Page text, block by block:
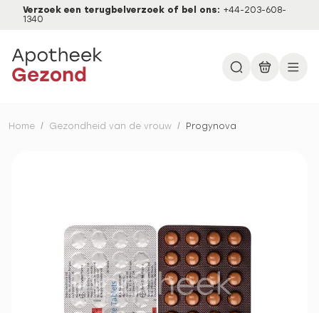
Verzoek een terugbelverzoek of bel ons: +44-203-608-
1340
Home / Gezondheid van de vrouw / Progynova